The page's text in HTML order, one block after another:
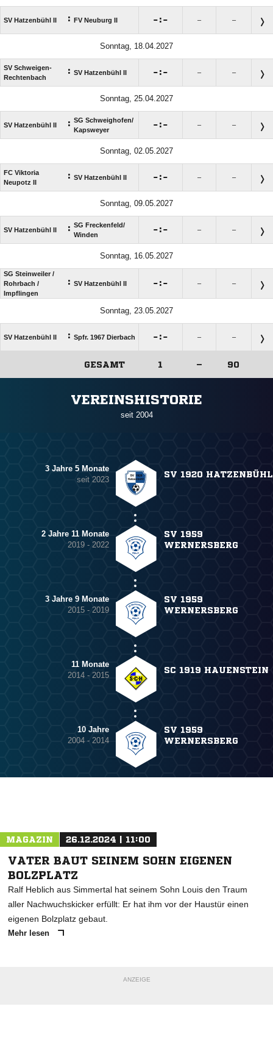
SV Hatzenbühl II : FV Neuburg II : – –
Sonntag, 18.04.2027
SV Schweigen-
Rechtenbach
: SV Hatzenbühl II : – –
Sonntag, 25.04.2027
SV Hatzenbühl II : SG Schweighofen/​
Kapsweyer
: – –
Sonntag, 02.05.2027
FC Viktoria
Neupotz II
: SV Hatzenbühl II : – –
Sonntag, 09.05.2027
SV Hatzenbühl II : SG Freckenfeld/​
Winden
: – –
Sonntag, 16.05.2027
SG Steinweiler /​
Rohrbach /​
Impflingen
: SV Hatzenbühl II : – –
Sonntag, 23.05.2027
SV Hatzenbühl II : Spfr. 1967 Dierbach : – –
GESAMT 1 – 90
VEREINSHISTORIE
seit 2004
3 Jahre 5 Monate
seit 2023
SV 1920 HATZENBÜHL
2 Jahre 11 Monate
2019 - 2022
SV 1959
WERNERSBERG
3 Jahre 9 Monate
2015 - 2019
SV 1959
WERNERSBERG
11 Monate
2014 - 2015
SC 1919 HAUENSTEIN
10 Jahre
2004 - 2014
SV 1959
WERNERSBERG
MAGAZIN 26.12.2024 | 11:00
VATER BAUT SEINEM SOHN EIGENEN
BOLZPLATZ
Ralf Heblich aus Simmertal hat seinem Sohn Louis den Traum
aller Nachwuchskicker erfüllt: Er hat ihm vor der Haustür einen
eigenen Bolzplatz gebaut.
Mehr lesen
ANZEIGE